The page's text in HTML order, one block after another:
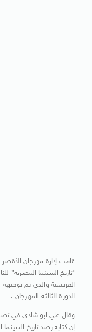
قامت إدارة مهرجان الأقصر
“تاريخ السينما المصرية”
الدورة الثالثة للمهرجان .
وقال علي أبو شادى في
إن كتابه رصد تاريخ